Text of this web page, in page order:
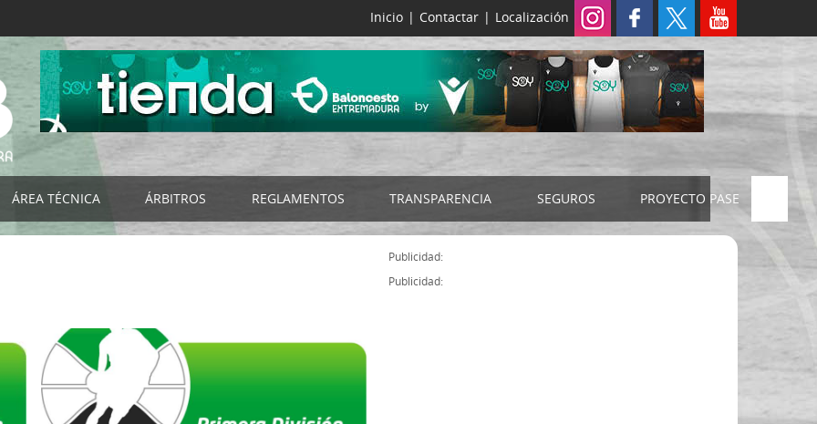
Inicio | Contactar | Localización
ÁREA TÉCNICA
Selecciones FExB
Programa de Ayuda a la Tecnificación
Campus de Baloncesto
Cursos de Entrenadores
ÁRBITROS
Acta Digital FExB
Organigrama
Listado por Categorías
Documentación - Impresos
REGLAMENTOS
Reglamentos FExB
Impresos
TRANSPARENCIA
ELECCIONES 2024
SEGUROS
SEGURO JUDEX
PROYECTO PASE
Publicidad:
Publicidad: